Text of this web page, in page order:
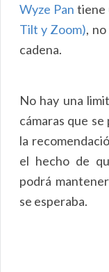
Wyze Pan tiene
Tilt y Zoom),
cadena.
No hay una
cámaras que
la
el hecho de
podrá
se esperaba.